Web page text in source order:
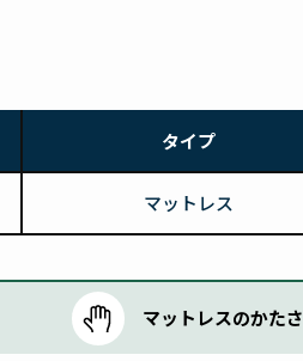
タイプ
マットレス
マットレスのかたさ